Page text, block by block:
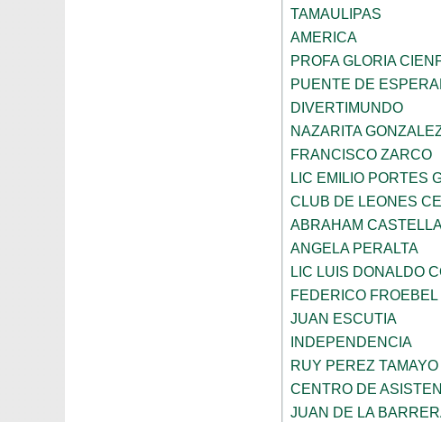
TAMAULIPAS
AMERICA
PROFA GLORIA
PUENTE DE
DIVERTIMUNDO
NAZARITA
FRANCISCO ZARCO
LIC EMILIO PORTES
CLUB DE LEONES
ABRAHAM
ANGELA PERALTA
LIC LUIS DONALDO
FEDERICO FROEBEL
JUAN ESCUTIA
INDEPENDENCIA
RUY PEREZ TAMAYO
CENTRO DE
JUAN DE LA